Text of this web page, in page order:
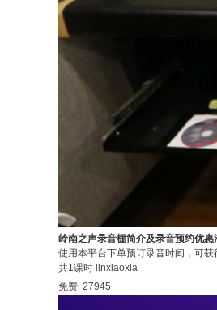
岭南之声录音棚简介及录音预约优惠
使用本平台下单预订录音时间，可获
共1课时 linxiaoxia
免费 27945